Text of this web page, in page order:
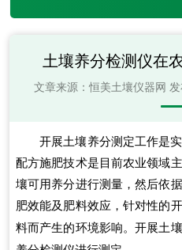
土壤养分检测仪在
文章来源：恒美土壤仪器网
开展土壤养分测定工作是
配方施肥技术是目前农业领域
壤可用养分进行测量，然后依
肥效能及肥料效应，针对性的
料而产生的环境影响。开展土